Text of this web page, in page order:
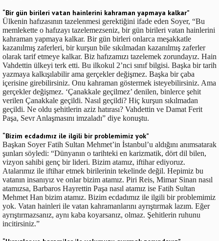
“Bir gün birileri vatan hainlerini kahraman yapmaya kalkar”
Ülkenin hafızasının tazelenmesi gerektiğini ifade eden Soyer, “Bu
memlekette o hafızayı tazelemezseniz, bir gün birileri vatan hainlerini
kahraman yapmaya kalkar. Bir gün birleri onlarca meşakkatle
kazanılmış zaferleri, bir kurşun bile sıkılmadan kazanılmış zaferler
olarak tarif etmeye kalkar. Biz hafızamızı tazelemek zorundayız. Hain
Vahdettin ülkeyi terk etti. Bu ilkokul 2’nci sınıf bilgisi. Başka bir tarih
yazmaya kalkışılabilir ama gerçekler değişmez. Başka bir çaba
içerisine girebilirsiniz. Onu kahraman göstermek isteyebilirsiniz. Ama
gerçekler değişmez. ‘Çanakkale geçilmez’ denilen, binlerce şehit
verilen Çanakkale geçildi. Nasıl geçildi? Hiç kurşun sıkılmadan
geçildi. Ne oldu şehitlerin aziz hatırası? Vahdettin ve Damat Ferit
Paşa, Sevr Anlaşmasını imzaladı” diye konuştu.
“Bizim ecdadımız ile ilgili bir problemimiz yok”
Başkan Soyer Fatih Sultan Mehmet’in İstanbul’u aldığını anımsatarak
şunları söyledi: “Dünyanın o tarihteki en karizmatik, dört dil bilen,
vizyon sahibi genç bir lideri. Bizim atamız, iftihar ediyoruz.
Atalarımız ile iftihar etmek birilerinin tekelinde değil. Hepimiz bu
vatanın insanıyız ve onlar bizim atamız. Piri Reis, Mimar Sinan nasıl
atamızsa, Barbaros Hayrettin Paşa nasıl atamız ise Fatih Sultan
Mehmet Han bizim atamız. Bizim ecdadımız ile ilgili bir problemimiz
yok. Vatan hainleri ile vatan kahramanlarını ayrıştırmak lazım. Eğer
ayrıştırmazsanız, aynı kaba koyarsanız, olmaz. Şehitlerin ruhunu
incitirsiniz.”